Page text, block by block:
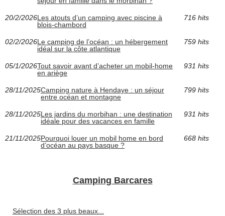
20/2/2026Les atouts d’un camping avec piscine à
blois-chambord
716 hits
02/2/2026Le camping de l’océan : un hébergement
idéal sur la côte atlantique
759 hits
05/1/2026Tout savoir avant d’acheter un mobil-home
en ariège
931 hits
28/11/2025Camping nature à Hendaye : un séjour
entre océan et montagne
799 hits
28/11/2025Les jardins du morbihan : une destination
idéale pour des vacances en famille
931 hits
21/11/2025Pourquoi louer un mobil home en bord
d’océan au pays basque ?
668 hits
Camping Barcares
Sélection des 3 plus beaux...